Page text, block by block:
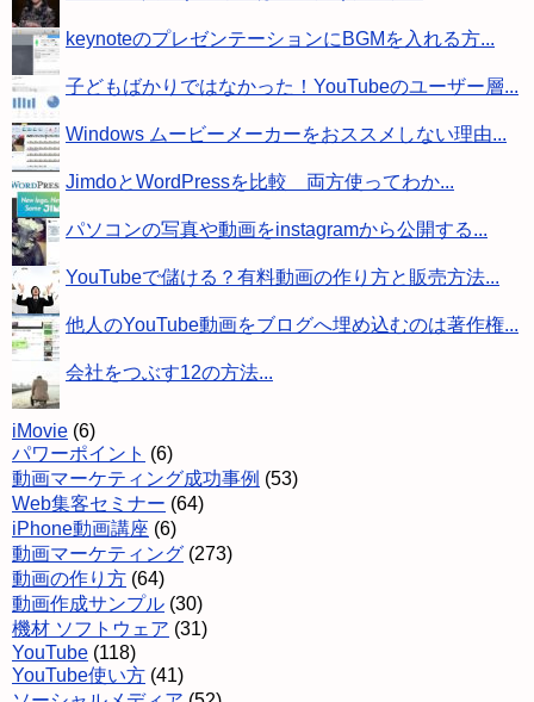
keynoteのプレゼンテーションにBGMを入れる方...
子どもばかりではなかった！YouTubeのユーザー層...
Windows ムービーメーカーをおススメしない理由...
JimdoとWordPressを比較 両方使ってわか...
パソコンの写真や動画をinstagramから公開する...
YouTubeで儲ける？有料動画の作り方と販売方法...
他人のYouTube動画をブログへ埋め込むのは著作権...
会社をつぶす12の方法...
iMovie (6)
パワーポイント (6)
動画マーケティング成功事例 (53)
Web集客セミナー (64)
iPhone動画講座 (6)
動画マーケティング (273)
動画の作り方 (64)
動画作成サンプル (30)
機材 ソフトウェア (31)
YouTube (118)
YouTube使い方 (41)